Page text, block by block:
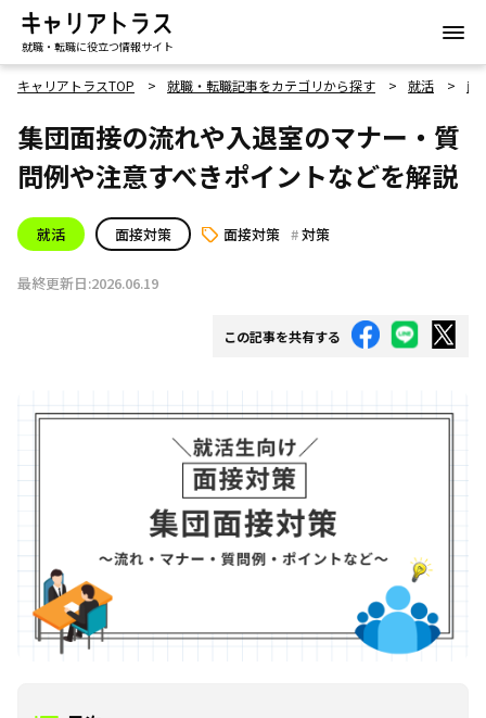
就職・転職に役立つ情報サイト
キャリアトラスTOP 就職・転職記事をカテゴリから探す 就活 面
集団面接の流れや入退室のマナー・質
問例や注意すべきポイントなどを解説
就活 面接対策 面接対策 対策
最終更新日:2026.06.19
この記事を共有する